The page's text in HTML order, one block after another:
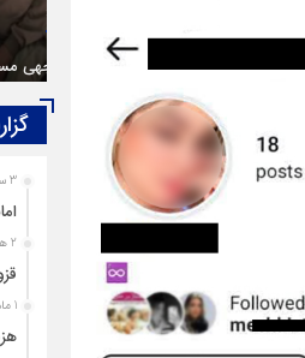
(۳C)
3 ساعت قبل
2 هفته قبل
1 ماه قبل